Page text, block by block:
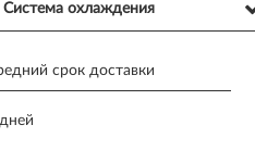
Система охлаждения
срок доставки